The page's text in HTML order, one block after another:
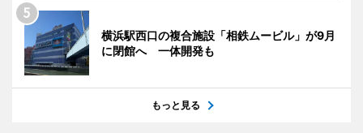
横浜駅西口の複合施設「相鉄ムービル」が9月
に閉館へ 一体開発も
もっと見る